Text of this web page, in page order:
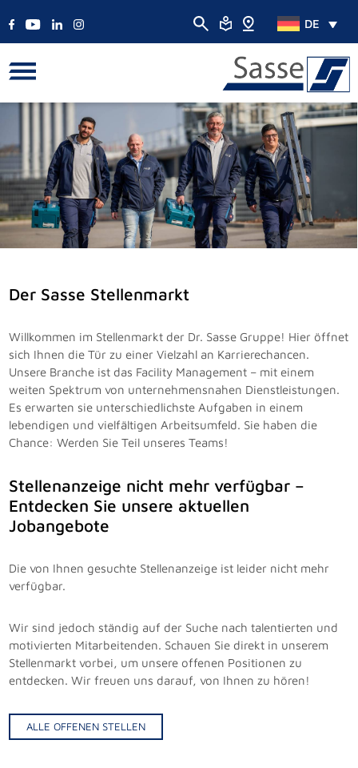
DE
Der Sasse Stellenmarkt
Willkommen im Stellenmarkt der Dr. Sasse Gruppe! Hier öffnet
sich Ihnen die Tür zu einer Vielzahl an Karrierechancen.
Unsere Branche ist das Facility Management – mit einem
weiten Spektrum von unternehmensnahen Dienstleistungen.
Es erwarten sie unterschiedlichste Aufgaben in einem
lebendigen und vielfältigen Arbeitsumfeld. Sie haben die
Chance: Werden Sie Teil unseres Teams!
Stellenanzeige nicht mehr verfügbar –
Entdecken Sie unsere aktuellen
Jobangebote
Die von Ihnen gesuchte Stellenanzeige ist leider nicht mehr
verfügbar.
Wir sind jedoch ständig auf der Suche nach talentierten und
motivierten Mitarbeitenden. Schauen Sie direkt in unserem
Stellenmarkt vorbei, um unsere offenen Positionen zu
entdecken. Wir freuen uns darauf, von Ihnen zu hören!
ALLE OFFENEN STELLEN